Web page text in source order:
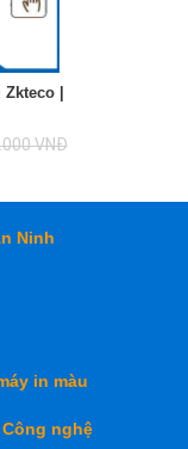
Zkteco |
VNĐ
Ninh
in màu
nghệ